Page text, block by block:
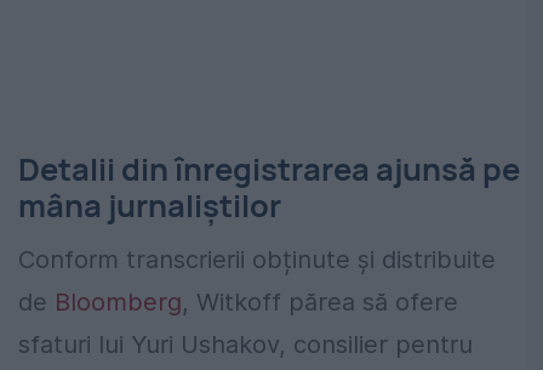
Detalii din înregistrarea ajunsă pe
mâna jurnaliștilor
Conform transcrierii obținute și distribuite
de Bloomberg, Witkoff părea să ofere
sfaturi lui Yuri Ushakov, consilier pentru